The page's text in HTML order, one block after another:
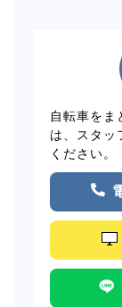
自転車をま
は、スタッ
ください。